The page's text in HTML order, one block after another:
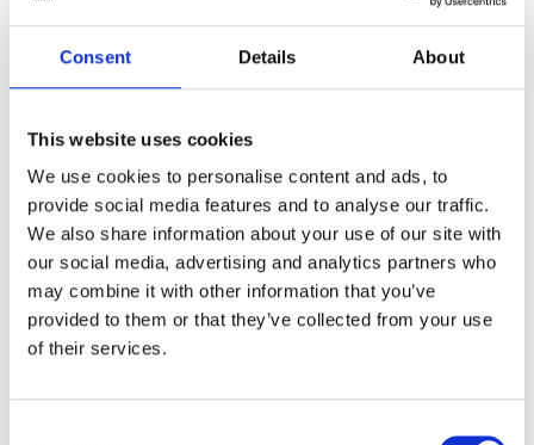
Consent Details About
This website uses cookies
We use cookies to personalise content and ads, to
provide social media features and to analyse our traffic.
We also share information about your use of our site with
our social media, advertising and analytics partners who
may combine it with other information that you’ve
provided to them or that they’ve collected from your use
of their services.
Într-o lume preocupată tot mai mult de
sustenabilitate și eficiență energetică,
actualizarea și modernizarea caselor
devin priorități importante pentru mulți
proprietari. Un aspect crucial al acestui
proces este înlocuirea izolației vechi a
locuinței. Deși poate părea o sarcină